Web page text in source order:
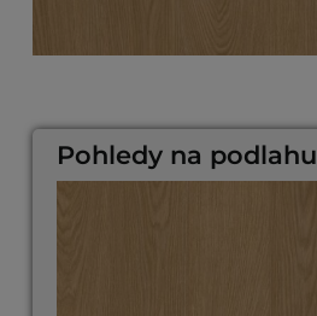
Pohledy na podlahu